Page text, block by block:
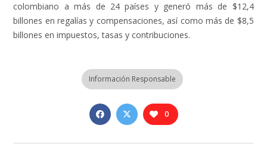
colombiano a más de 24 países y generó más de $12,4
billones en regalías y compensaciones, así como más de $8,5
billones en impuestos, tasas y contribuciones.
Información Responsable
0